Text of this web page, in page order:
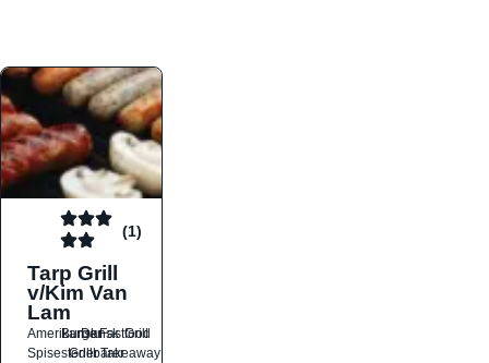
(1)
Tarp Grill
v/Kim Van
Lam
Amerikansk
BurgerDanskFastfood
Grill
SpisestederGrillbarerTakeaway